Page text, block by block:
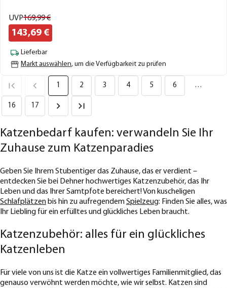
UVP169,99€
143,69 €
Lieferbar
Markt auswählen, um die Verfügbarkeit zu prüfen
1 2 3 4 5 6 …
16 17
Katzenbedarf kaufen: verwandeln Sie Ihr
Zuhause zum Katzenparadies
Geben Sie Ihrem Stubentiger das Zuhause, das er verdient –
entdecken Sie bei Dehner hochwertiges Katzenzubehör, das Ihr
Leben und das Ihrer Samtpfote bereichert! Von kuscheligen
Schlafplätzenbis hin zu aufregendemSpielzeug: Finden Sie alles, was
Ihr Liebling für ein erfülltes und glückliches Leben braucht.
Katzenzubehör: alles für ein glückliches
Katzenleben
Für viele von uns ist die Katze ein vollwertiges Familienmitglied, das
genauso verwöhnt werden möchte, wie wir selbst. Katzen sind